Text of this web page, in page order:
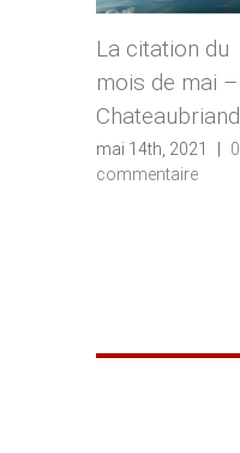
La citation du
mois de mai –
Chateaubriand
mai 14th, 2021
0
commentaire